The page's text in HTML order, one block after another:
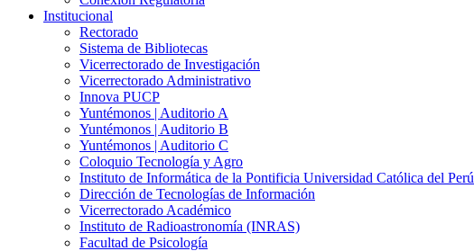
Institucional
Rectorado
Sistema de Bibliotecas
Vicerrectorado de Investigación
Vicerrectorado Administrativo
Innova PUCP
Yuntémonos | Auditorio A
Yuntémonos | Auditorio B
Yuntémonos | Auditorio C
Coloquio Tecnología y Agro
Instituto de Informática de la Pontificia Universidad Católica del Perú
Dirección de Tecnologías de Información
Vicerrectorado Académico
Instituto de Radioastronomía (INRAS)
Facultad de Psicología